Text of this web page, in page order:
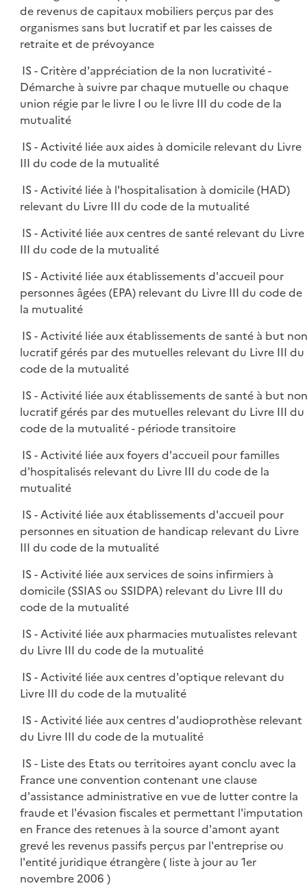
de revenus de capitaux mobiliers perçus par des
organismes sans but lucratif et par les caisses de
retraite et de prévoyance
IS - Critère d'appréciation de la non lucrativité -
Démarche à suivre par chaque mutuelle ou chaque
union régie par le livre I ou le livre III du code de la
mutualité
IS - Activité liée aux aides à domicile relevant du Livre
III du code de la mutualité
IS - Activité liée à l'hospitalisation à domicile (HAD)
relevant du Livre III du code de la mutualité
IS - Activité liée aux centres de santé relevant du Livre
III du code de la mutualité
IS - Activité liée aux établissements d'accueil pour
personnes âgées (EPA) relevant du Livre III du code de
la mutualité
IS - Activité liée aux établissements de santé à but
lucratif gérés par des mutuelles relevant du Livre III du
code de la mutualité
IS - Activité liée aux établissements de santé à but
lucratif gérés par des mutuelles relevant du Livre III du
code de la mutualité - période transitoire
IS - Activité liée aux foyers d'accueil pour familles
d'hospitalisés relevant du Livre III du code de la
mutualité
IS - Activité liée aux établissements d'accueil pour
personnes en situation de handicap relevant du Livre
III du code de la mutualité
IS - Activité liée aux services de soins infirmiers à
domicile (SSIAS ou SSIDPA) relevant du Livre III du
code de la mutualité
IS - Activité liée aux pharmacies mutualistes relevant
du Livre III du code de la mutualité
IS - Activité liée aux centres d'optique relevant du
Livre III du code de la mutualité
IS - Activité liée aux centres d'audioprothèse relevant
du Livre III du code de la mutualité
IS - Liste des Etats ou territoires ayant conclu avec la
France une convention contenant une clause
d'assistance administrative en vue de lutter contre la
fraude et l'évasion fiscales et permettant l'imputation
en France des retenues à la source d'amont ayant
grevé les revenus passifs perçus par l'entreprise ou
l'entité juridique étrangère ( liste à jour au 1er
novembre 2006 )